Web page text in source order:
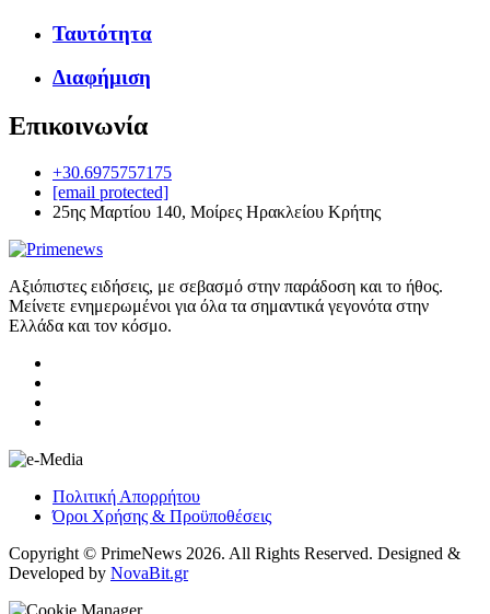
Ταυτότητα
Διαφήμιση
Επικοινωνία
+30.6975757175
[email protected]
25ης Μαρτίου 140, Μοίρες Ηρακλείου Κρήτης
Αξιόπιστες ειδήσεις, με σεβασμό στην παράδοση και το ήθος.
Μείνετε ενημερωμένοι για όλα τα σημαντικά γεγονότα στην
Ελλάδα και τον κόσμο.
Πολιτική Απορρήτου
Όροι Χρήσης & Προϋποθέσεις
Copyright © PrimeNews 2026. All Rights Reserved. Designed &
Developed by NovaBit.gr